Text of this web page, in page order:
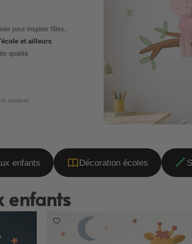
pour inspirer filles,
et ailleurs.
qualité.
espaces
enfants Décoration écoles
enfants